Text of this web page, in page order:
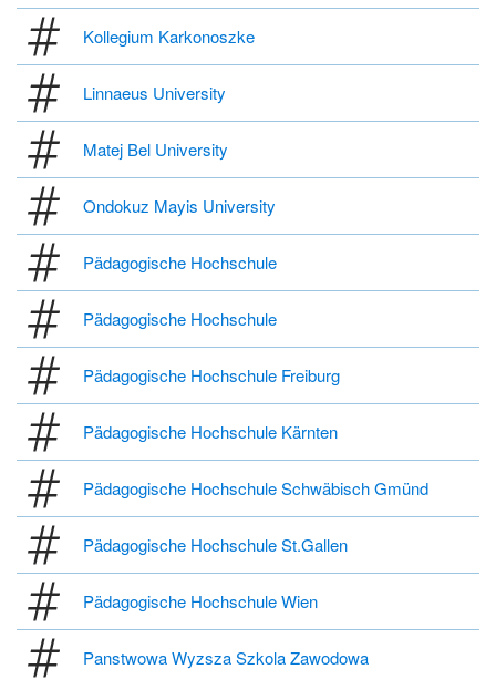
Kollegium Karkonoszke
Linnaeus University
Matej Bel University
Ondokuz Mayis University
Pädagogische Hochschule
Pädagogische Hochschule
Pädagogische Hochschule Freiburg
Pädagogische Hochschule Kärnten
Pädagogische Hochschule Schwäbisch Gmünd
Pädagogische Hochschule St.Gallen
Pädagogische Hochschule Wien
Panstwowa Wyzsza Szkola Zawodowa